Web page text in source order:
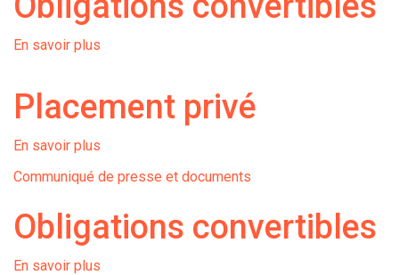
En savoir plus
Placement privé
En savoir plus
privé
Communiqué de presse et documents
Obligations convertibles
En savoir plus